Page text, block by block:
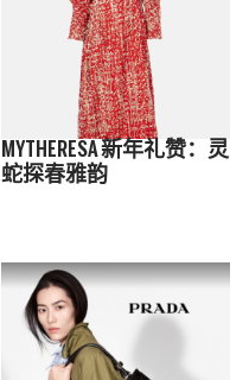
MYTHERESA 新年礼赞：灵
蛇探春雅韵